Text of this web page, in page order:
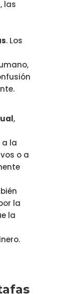
las
. Los
,
a la
o a
la
la